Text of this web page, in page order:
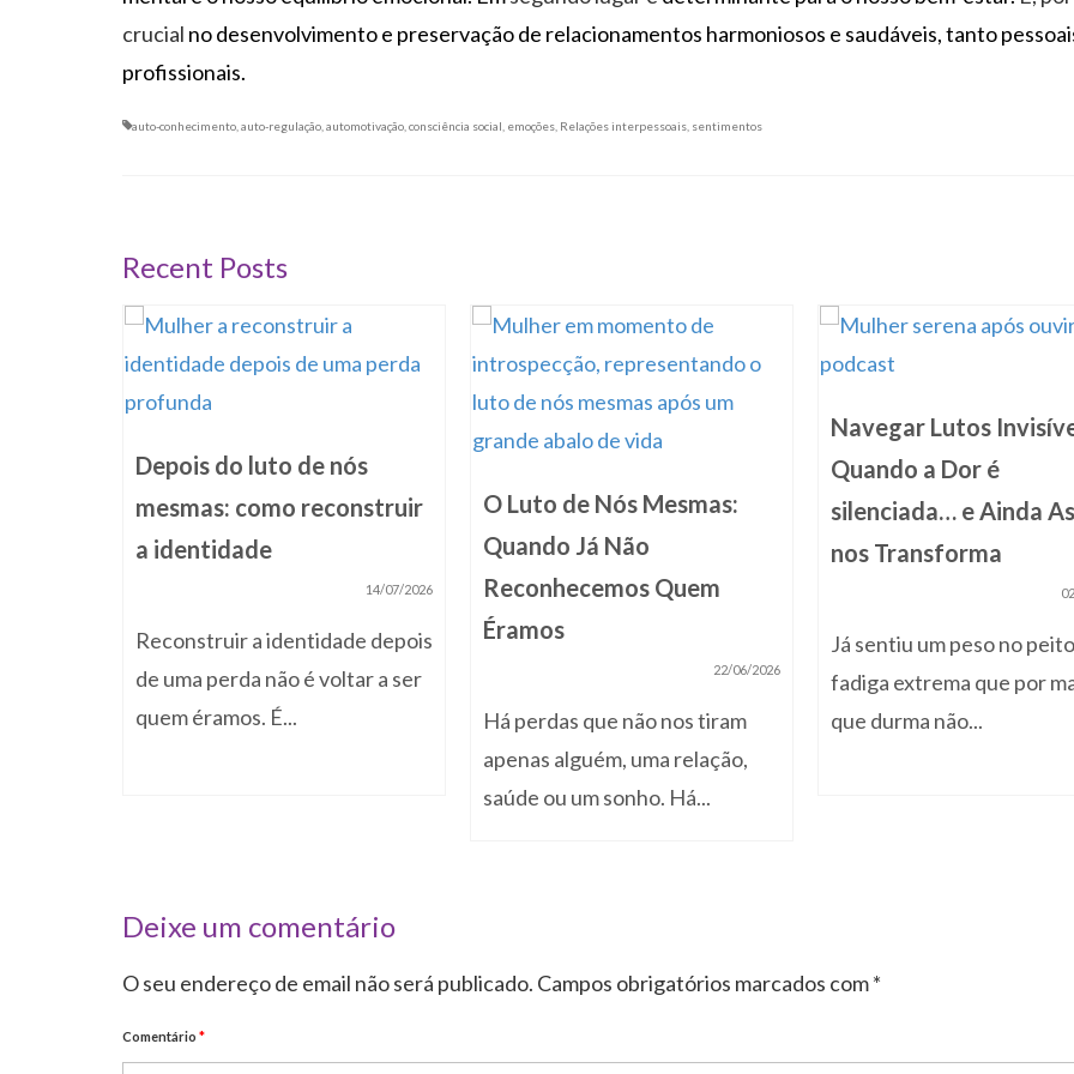
crucial no desenvolvimento e preservação de relacionamentos harmoniosos e saudáveis, tanto
profissionais.
auto-conhecimento auto-regulação automotivação consciência social emoções Relações interpessoais sentimentos
Recent Posts
Depois do luto de nós
mesmas: como reconstruir
a identidade
14/07/2026
Reconstruir a identidade depois
de uma perda não é voltar a ser
quem éramos. É...
O Luto de Nós Mesmas:
Quando Já Não
Reconhecemos Quem
Éramos
22/06/2026
Há perdas que não nos tiram
apenas alguém, uma relação,
saúde ou um sonho. Há...
Navegar Lutos
Quando a Dor é
silenciada… e Ainda
nos Transforma
Já sentiu um peso no
fadiga extrema que por
que durma não...
Deixe um comentário
O seu endereço de email não será publicado. Campos obrigatórios marcados com*
Comentário *